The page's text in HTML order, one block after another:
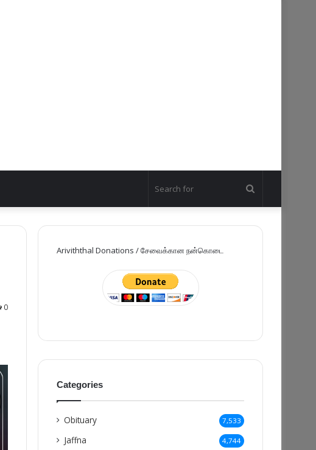
for
0
Ariviththal Donations / சேவைக்கான நன்கொடை
Categories
Obituary 7,533
Jaffna 4,744